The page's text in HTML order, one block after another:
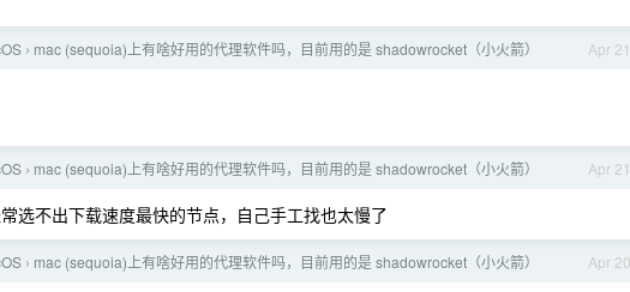
Apr 21
› mac (sequoia)上有啥好用的代理软件吗，目前用的是 shadowrocket（小火箭）
Apr 21
› mac (sequoia)上有啥好用的代理软件吗，目前用的是 shadowrocket（小火箭）
选不出下载速度最快的节点，自己手工找也太慢了
Apr 20
› mac (sequoia)上有啥好用的代理软件吗，目前用的是 shadowrocket（小火箭）